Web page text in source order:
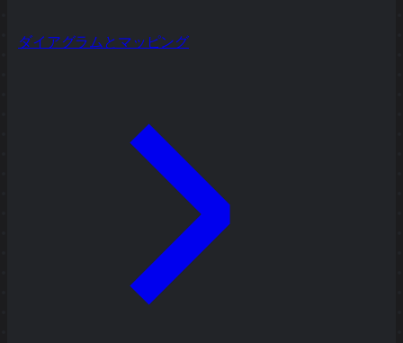
ダイアグラムとマッピング